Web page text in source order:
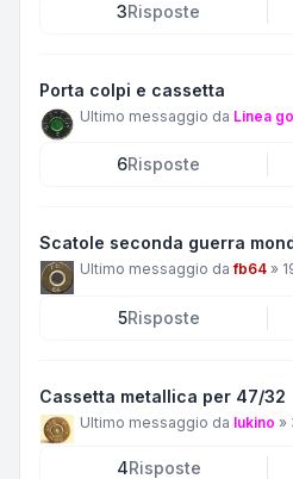
3Risposte
Porta colpi e cassetta
Ultimo messaggio da Linea
6Risposte
Scatole seconda guerra
Ultimo messaggio dafb64 »
5Risposte
Cassetta metallica per 47/32
Ultimo messaggio da lukino »
4Risposte